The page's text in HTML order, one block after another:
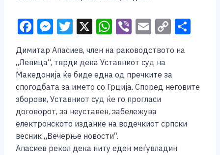
F
c
e
b
o
o
k
M
e
ss
e
n
g
er
T
tt
er
X W
at
s
A
p
p
Vi
er
E
ai
l
C
p
y
Li
k
Димитар Апасиев, член на раководството на
„Левица“, тврди дека Уставниот суд на
Македонија ќе биде една од пречките за
спогодбата за името со Грција. Според неговите
зборови, Уставниот суд ќе го прогласи
договорот, за неуставен, забележува
електронското издание на водечкиот српски
весник „Вечерње новости“.
Апасиев рекол дека ниту еден меѓувладин